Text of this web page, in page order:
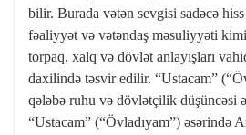
bilir. Burada vətən sevgisi sadəcə
fəaliyyət və vətəndaş məsuliyyəti
torpaq, xalq və dövlət anlayışları
daxilində təsvir edilir. “Ustacam”
qələbə ruhu və dövlətçilik düşüncəsi
“Ustacam” (“Övladıyam”) əsərində